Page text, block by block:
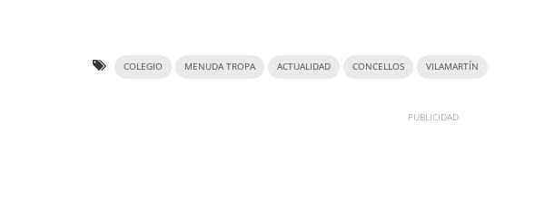
COLEGIO MENUDA TROPA ACTUALIDAD CONCELLOS VILAMARTÍN